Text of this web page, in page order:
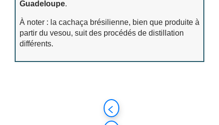
Guadeloupe.
À noter : la cachaça brésilienne, bien que produite à
partir du vesou, suit des procédés de distillation
différents.